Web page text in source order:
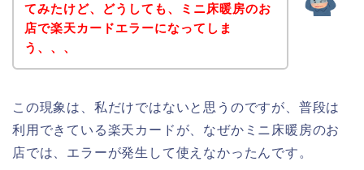
てみたけど、どうしても、ミニ床暖房のお
店で楽天カードエラーになってしま
う、、、
この現象は、私だけではないと思うのですが、普段は
利用できている楽天カードが、なぜかミニ床暖房のお
店では、エラーが発生して使えなかったんです。